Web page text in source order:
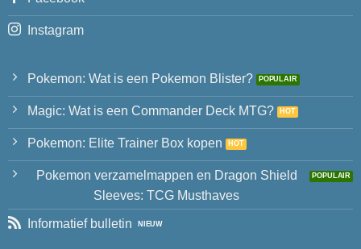
Instagram
Pokemon: Wat is een Pokemon Blister?
Magic: Wat is een Commander Deck MTG?
Pokemon: Elite Trainer Box kopen
Pokemon verzamelmappen en Dragon Shield
Sleeves: TCG Musthaves
Informatief bulletin